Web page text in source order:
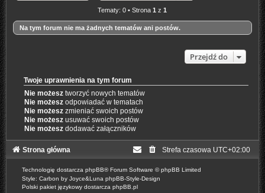
Tematy: 0 • Strona1 z1
Na tym forum nie ma żadnych tematów ani postów.
Przejdź do
Twoje uprawnienia na tym forum
Nie możesz tworzyć nowych tematów
Nie możesz odpowiadać w tematach
Nie możesz zmieniać swoich postów
Nie możesz usuwać swoich postów
Nie możesz dodawać załączników
Strona główna Strefa czasowa UTC+02:00
Technologię dostarcza phpBB® Forum Software © phpBB Limited
Style: Carbon by Joyce&Luna phpBB-Style-Design
Polski pakiet językowy dostarcza phpBB.pl